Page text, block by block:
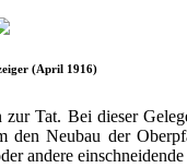
(April 1916)
Tat. Bei dieser
den Neubau der
andere